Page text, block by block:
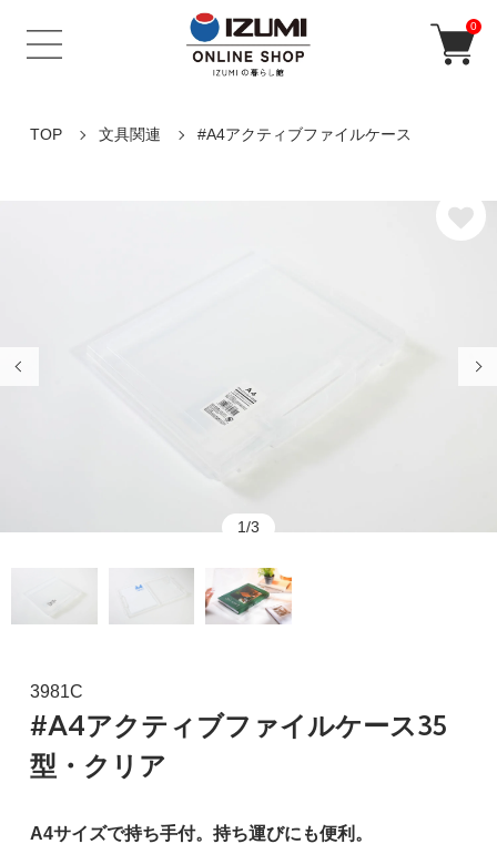
0
TOP 文具関連 #A4アクティブファイルケース
1/3
3981C
#A4アクティブファイルケース35
型・クリア
A4サイズで持ち手付。持ち運びにも便利。